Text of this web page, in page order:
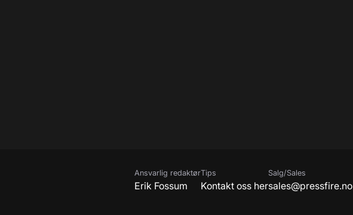
Ansvarlig redaktør
Erik Fossum
Tips
Kontakt oss her
Salg/Sales
sales@pressfire.no